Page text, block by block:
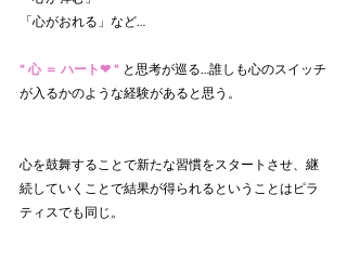
「心がおれる」など…
“ 心 ＝ ハート❤︎ “ と思考が巡る…誰しも心のスイッチ
が入るかのような経験があると思う。
心を鼓舞することで新たな習慣をスタートさせ、継
続していくことで結果が得られるということはピラ
ティスでも同じ。